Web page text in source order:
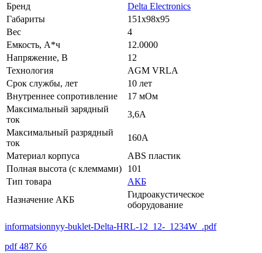
Бренд
Delta Electronics
Габариты
151x98x95
Вес
4
Емкость, А*ч
12.0000
Напряжение, В
12
Технология
AGM VRLA
Срок службы, лет
10 лет
Внутреннее сопротивление
17 мОм
Максимальный зарядный
ток
3,6A
Максимальный разрядный
ток
160A
Материал корпуса
ABS пластик
Полная высота (с клеммами)
101
Тип товара
АКБ
Назначение АКБ
Гидроакустическое
оборудование
informatsionnyy-buklet-Delta-HRL-12_12-_1234W_.pdf
pdf 487 Кб